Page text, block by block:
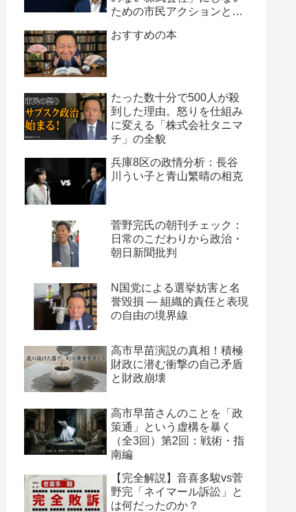
ための市民アクションと組
おすすめの本
たった数十分で500人が殺
到した理由。怒りを仕組み
に変える「株式会社タニマ
チ」の全貌
兵庫8区の政情分析：長谷
川うい子と青山繁晴の相克
菅野完氏の朝刊チェック：
日常のこだわりから政治・
朝日新聞批判
N国党による選挙妨害と名
誉毀損 ― 組織的責任と表現
の自由の境界線
高市早苗演説の真相！積極
財政に潜む衝撃の自己矛盾
と財政崩壊
高市早苗さんのことを「政
策通」という虚構を暴く
（全3回）第2回：戦術・指
南編
【完全解説】音喜多駿vs菅
野完「ネイマール訴訟」と
は何だったのか？